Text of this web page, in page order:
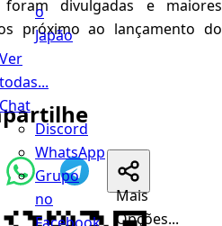
o
Japão
Ver
todas...
Chat
Discord
WhatsApp
Grupo
no
divulgadas e maiores
próximo ao lançamento do
Mais
Opções...